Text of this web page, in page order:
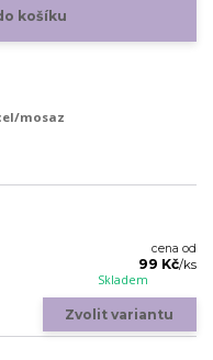
košíku
mosaz
cena od
99 Kč/ks
Skladem
Zvolit variantu